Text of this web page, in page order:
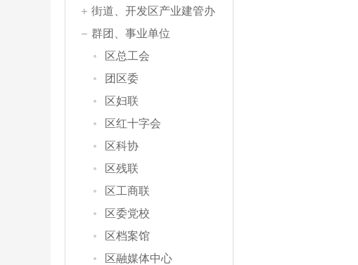
街道、开发区产业建管办
群团、事业单位
区总工会
团区委
区妇联
区红十字会
区科协
区残联
区工商联
区委党校
区档案馆
区融媒体中心